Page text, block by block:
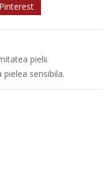
Pinterest
pielii.
sensibila.